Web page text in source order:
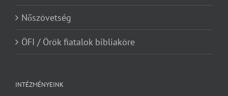
Nőszövetség
ÖFI / Örök fiatalok bibliaköre
INTÉZMÉNYEINK